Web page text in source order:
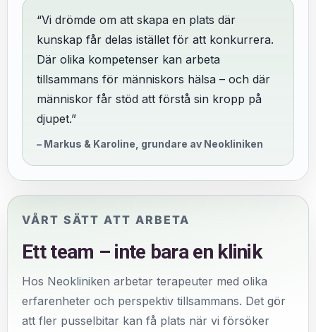
“Vi drömde om att skapa en plats där
kunskap får delas istället för att konkurrera.
Där olika kompetenser kan arbeta
tillsammans för människors hälsa – och där
människor får stöd att förstå sin kropp på
djupet.”
– Markus & Karoline, grundare av Neokliniken
VÅRT SÄTT ATT ARBETA
Ett team – inte bara en klinik
Hos Neokliniken arbetar terapeuter med olika
erfarenheter och perspektiv tillsammans. Det gör
att fler pusselbitar kan få plats när vi försöker